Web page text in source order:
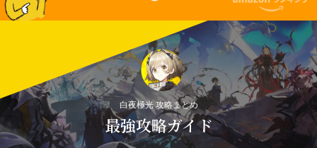
白夜極光 攻略まとめ
最強攻略ガイド